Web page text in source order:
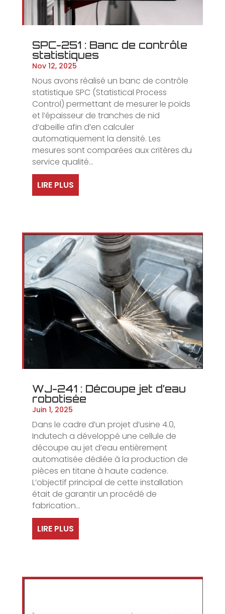
SPC-251 : Banc de contrôle
statistiques
Nov 12, 2025
Nous avons réalisé un banc de contrôle
statistique SPC (Statistical Process
Control) permettant de mesurer le poids
et l’épaisseur de tranches de nid
d’abeille afin d’en calculer
automatiquement la densité. Les
mesures sont comparées aux critères du
service qualité...
LIRE PLUS
WJ-241 : Découpe jet d’eau
robotisée
Juin 1, 2025
Dans le cadre d’un projet d’usine 4.0,
Indutech a développé une cellule de
découpe au jet d’eau entièrement
automatisée dédiée à la production de
pièces en titane à haute cadence.
L’objectif principal de cette installation
était de garantir un procédé de
fabrication...
LIRE PLUS